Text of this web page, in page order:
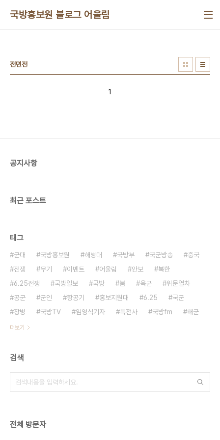
국방홍보원 블로그 어울림
전면전
1
공지사항
최근 포스트
태그
군대 국방홍보원 해병대 국방부 국군방송
중국
전쟁
무기 이벤트 어울림 안보
북한
6.25전쟁
국방일보 국방 붐 육군
위문열차
공군
군인 항공기 홍보지원대 6.25
국군
장병
국방TV 임영식기자 특전사 국방fm 해군
더보기
검색
전체 방문자